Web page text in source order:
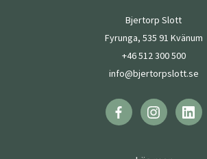
Bjertorp Slott
Fyrunga, 535 91 Kvänum
+46 512 300 500
info@bjertorpslott.se